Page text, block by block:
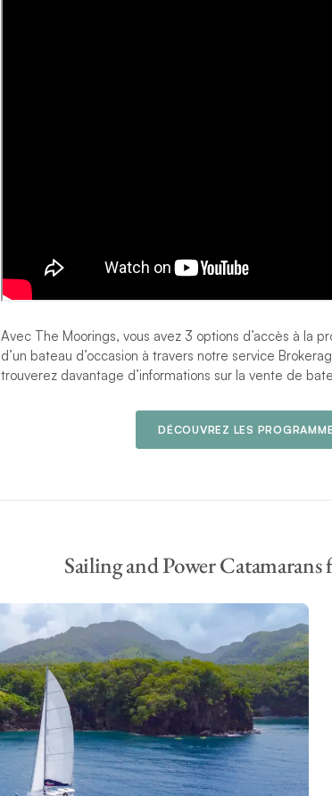
Avec The Moorings, vous avez 3 options d’accès à la
d’un bateau d’occasion à travers notre service
trouverez davantage d’informations sur la vente de
DÉCOUVREZ LES
Sailing and Power